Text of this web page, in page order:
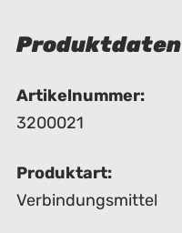
Produktdaten
Artikelnummer:
3200021
Produktart:
Verbindungsmittel